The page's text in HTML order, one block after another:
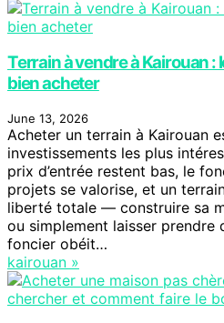
Terrain à vendre à Kairouan :
bien acheter
June 13, 2026
Acheter un terrain à Kairouan
investissements les plus
prix d’entrée restent bas, le
projets se valorise, et un
liberté totale — construire sa
ou simplement laisser prendre
foncier obéit…
kairouan »